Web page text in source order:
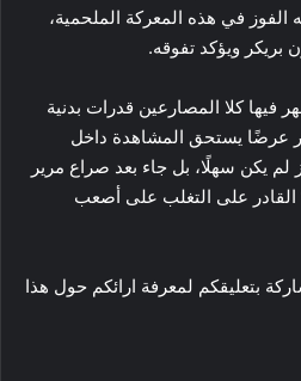
في هذه المعركة الملحمية،
بريكر ويؤكد تفوقه.
فيها كلا المصارعين قدرات بدنية
عرضًا يستحق المشاهدة داخل
لم يكن سهلًا، بل جاء بعد صراع مرير
القادر على التغلب على أصعب
بتعليقكم لمعرفة ارائكم حول هذا